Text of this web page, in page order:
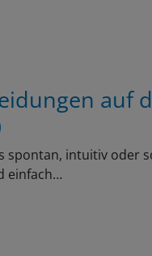
auf
spontan, intuitiv oder
einfach…